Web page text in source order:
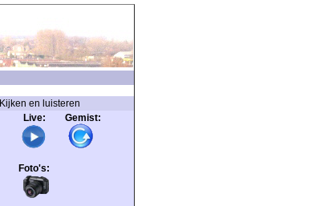
Kijken en luisteren
Live: Gemist:
Foto's: